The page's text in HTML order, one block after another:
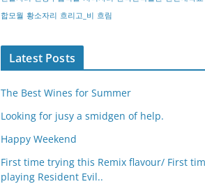
합모월 황소자리 흐리고_비 흐림
Latest Posts
The Best Wines for Summer
Looking for jusy a smidgen of help.
Happy Weekend
First time trying this Remix flavour/ First
playing Resident Evil..